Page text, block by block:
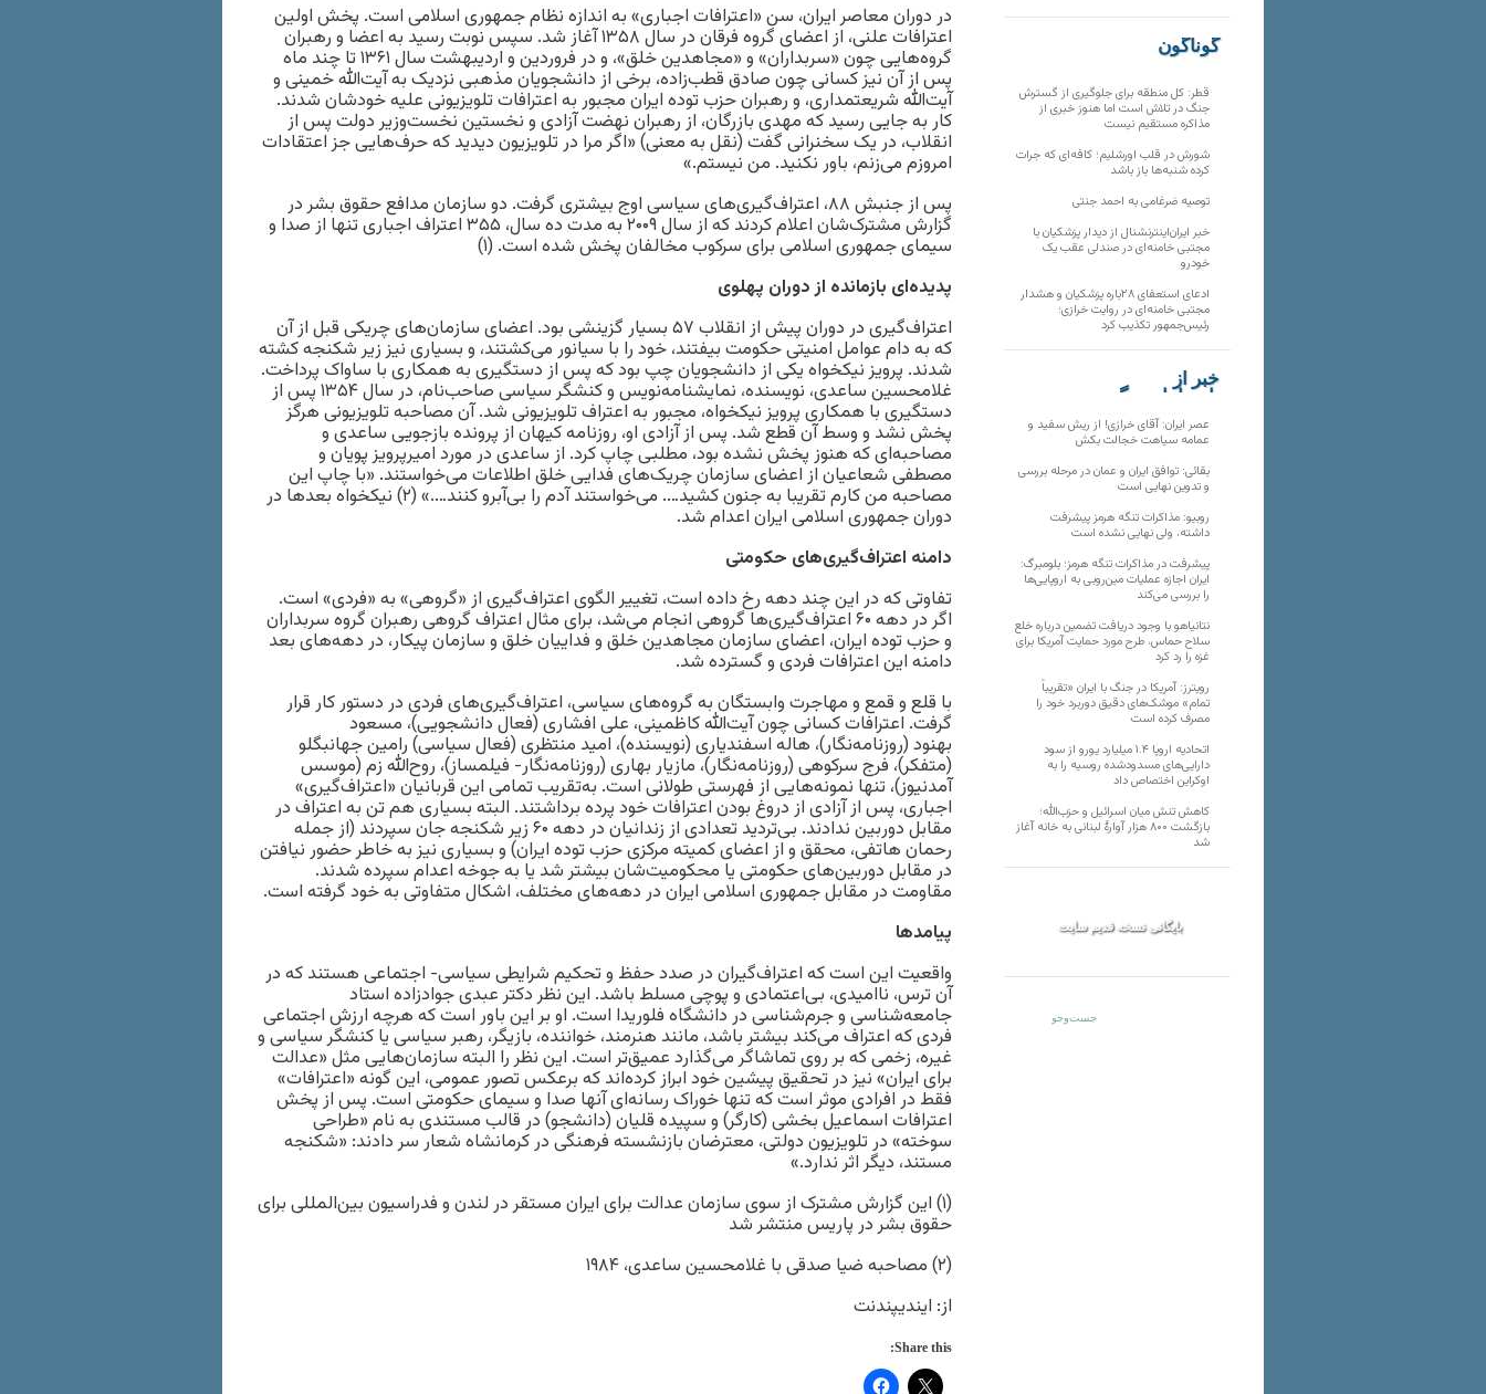
در دوران معاصر ایران، سن «اعترافات اجباری» به اندازه نظام جمهوری اسلامی است. پخش اولین
اعترافات علنی، از اعضای گروه فرقان در سال ۱۳۵۸ آغاز شد. سپس نوبت رسید به اعضا و رهبران
گروه‌هایی چون «سربداران» و «مجاهدین خلق»، و در فروردین و اردیبهشت سال ۱۳۶۱ تا چند ماه
پس از آن نیز کسانی چون صادق قطب‌زاده، برخی از دانشجویان مذهبی نزدیک به آیت‌الله خمینی و
آیت‌الله شریعتمداری، و رهبران حزب توده ایران مجبور به اعترافات تلویزیونی علیه خودشان شدند.
کار به جایی رسید که مهدی بازرگان، از رهبران نهضت آزادی و نخستین نخست‌وزیر دولت پس از
انقلاب، در یک سخنرانی گفت (نقل به معنی) «اگر مرا در تلویزیون دیدید که حرف‌هایی جز اعتقادات
امروزم می‌زنم، باور نکنید. من نیستم.»‌
پس از جنبش ۸۸، اعتراف‌گیری‌های سیاسی اوج بیشتری گرفت. دو سازمان مدافع حقوق بشر در
گزارش مشترک‌شان اعلام کردند که از سال ۲۰۰۹ به مدت ده سال، ۳۵۵ اعتراف اجباری تنها از صدا و
سیمای جمهوری اسلامی برای سرکوب مخالفان پخش شده است. (۱)
پدیده‌ای بازمانده از دوران پهلوی
اعتراف‌گیری در دوران پیش از انقلاب ۵۷ بسیار گزینشی بود. اعضای سازمان‌های چریکی قبل از آن
که به دام عوامل امنیتی حکومت بیفتند، خود را با سیانور می‌کشتند، و بسیاری نیز زیر شکنجه کشته
شدند. پرویز نیکخواه یکی از دانشجویان چپ بود که پس از دستگیری به همکاری با ساواک پرداخت.
غلامحسین ساعدی، نویسنده، نمایشنامه‌نویس و کنشگر سیاسی صاحب‌نام، در سال ۱۳۵۴ پس از
دستگیری با همکاری پرویز نیکخواه، مجبور به اعتراف تلویزیونی شد. آن مصاحبه تلویزیونی هرگز
پخش نشد و وسط آن قطع شد. پس از آزادی او، روزنامه کیهان از پرونده بازجویی ساعدی و
مصاحبه‌ای که هنوز پخش نشده بود، مطلبی چاپ کرد. از ساعدی در مورد امیرپرویز پویان و
مصطفی شعاعیان از اعضای سازمان چریک‌های فدایی خلق اطلاعات می‌خواستند. «با چاپ این
مصاحبه من کارم تقریبا به جنون کشید…. می‌خواستند آدم را بی‌آبرو کنند….» (۲) نیکخواه بعدها در
دوران جمهوری اسلامی ایران اعدام شد.
دامنه اعتراف‌گیری‌های حکومتی
تفاوتی که در این چند دهه رخ داده است، تغییر الگوی اعتراف‌گیری از «گروهی» به «فردی» است.
اگر در دهه ۶۰ اعتراف‌گیری‌ها گروهی انجام می‌شد، برای مثال اعتراف گروهی رهبران گروه سربداران
و حزب توده ایران، اعضای سازمان مجاهدین خلق و فداییان خلق و سازمان پیکار، در دهه‌های بعد
دامنه این اعترافات فردی و گسترده شد.
با قلع و قمع و مهاجرت وابستگان به گروه‌های سیاسی، اعتراف‌گیری‌های فردی در دستور کار قرار
گرفت. اعترافات کسانی چون آیت‌الله کاظمینی، علی افشاری (فعال دانشجویی)، مسعود
بهنود (روزنامه‌نگار)، ‌هاله اسفندیاری (نویسنده)، امید منتظری (فعال سیاسی) رامین جهانبگلو
(متفکر)، فرج سرکوهی (روزنامه‌نگار)، مازیار بهاری (روزنامه‌نگار- فیلمساز)، روح‌الله زم (موسس
آمدنیوز)، تنها نمونه‌هایی از فهرستی طولانی است. به‌تقریب تمامی این قربانیان «اعتراف‌گیری»
اجباری، پس از آزادی از دروغ بودن اعترافات خود پرده برداشتند. البته بسیاری هم تن به اعتراف در
مقابل دوربین ندادند. بی‌تردید تعدادی از زندانیان در دهه ۶۰ زیر شکنجه جان سپردند (از جمله
رحمان هاتفی، محقق و از اعضای کمیته مرکزی حزب توده ایران) و بسیاری نیز به خاطر حضور نیافتن
در مقابل دوربین‌های حکومتی یا محکومیت‌شان بیشتر شد یا به جوخه اعدام سپرده شدند.
مقاومت در مقابل جمهوری اسلامی ایران در دهه‌های مختلف، اشکال متفاوتی به خود گرفته است.
پیامد‌ها
واقعیت این است که اعتراف‌گیران در صدد حفظ و تحکیم شرایطی سیاسی- اجتماعی هستند که در
آن ترس، ناامیدی، بی‌اعتمادی و پوچی مسلط باشد. این نظر دکتر عبدی جوادزاده استاد
جامعه‌شناسی و جرم‌شناسی در دانشگاه فلوریدا است. او بر این باور است که هرچه ارزش اجتماعی
فردی که اعتراف می‌کند بیشتر باشد، مانند هنرمند، خواننده، بازیگر، رهبر سیاسی یا کنشگر سیاسی و
غیره، زخمی که بر روی تماشاگر می‌گذارد عمیق‌تر است. این نظر را البته سازمان‌هایی مثل «عدالت
برای ایران» نیز در تحقیق پیشین خود ابراز کرده‌اند که برعکس تصور عمومی، این گونه «اعترافات»
فقط در افرادی موثر است که تنها خوراک رسانه‌ای آنها صدا و سیمای حکومتی است. پس از پخش
اعترافات اسماعیل بخشی (کارگر) و سپیده قلیان (دانشجو) در قالب مستندی به نام «طراحی
سوخته» در تلویزیون دولتی، معترضان بازنشسته فرهنگی در کرمانشاه شعار سر دادند: «شکنجه
مستند، دیگر اثر ندارد.»
(۱) این گزارش مشترک از سوی سازمان عدالت برای ایران مستقر در لندن و فدراسیون بین‌المللی برای
حقوق بشر در پاریس منتشر شد
(۲) مصاحبه ضیا صدقی با غلامحسین ساعدی، ۱۹۸۴
از: ایندیپندنت
Share this:
گوناگون
قطر: کل منطقه برای جلوگیری از گسترش
جنگ در تلاش است اما هنوز خبری از
مذاکره مستقیم نیست
شورش در قلب اورشلیم؛ کافه‌ای که جرات
کرده شنبه‌ها باز باشد
توصیه ضرغامی به احمد جنتی
خبر ایران‌اینترنشنال از دیدار پزشکیان با
مجتبی خامنه‌ای در صندلی عقب یک
خودرو
ادعای استعفای ۲۸باره پزشکیان و هشدار
مجتبی خامنه‌ای در روایت خرازی؛
رئیس‌جمهور تکذیب کرد
خبر از
تارنماهای دیگر
عصر ایران: آقای خرازی! از ریش سفید و
عمامه سیاهت خجالت بکش
بقائی: توافق ایران و عمان در مرحله بررسی
و تدوین نهایی است
روبیو: مذاکرات تنگه هرمز پیشرفت
داشته، ولی نهایی نشده است
پیشرفت در مذاکرات تنگه هرمز؛ بلومبرگ:
ایران اجازه عملیات مین‌روبی به اروپایی‌ها
را بررسی می‌کند
نتانیاهو با وجود دریافت تضمین درباره خلع
سلاح حماس، طرح مورد حمایت آمریکا برای
غزه را رد کرد
رویترز: آمریکا در جنگ با ایران «تقریباً
تمام» موشک‌های دقیق دوربرد خود را
مصرف کرده است
اتحادیه اروپا ۱.۴ میلیارد یورو از سود
دارایی‌های مسدودشده روسیه را به
اوکراین ‏اختصاص داد
کاهش تنش میان اسرائیل و حزب‌الله؛
بازگشت ۸۰۰ هزار آوارۀ لبنانی به خانه‌ آغاز
شد
بایگانی نسخه قدیم سایت